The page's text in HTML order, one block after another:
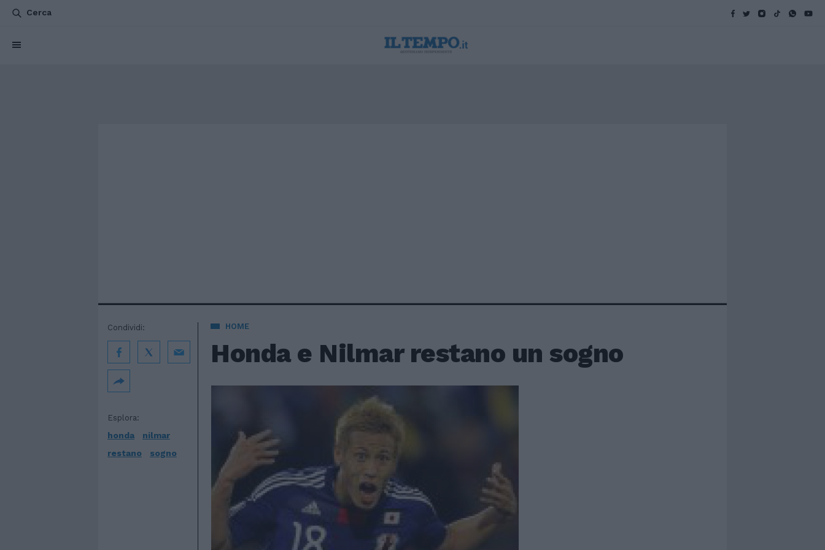
Cerca
HOME
Honda e Nilmar restano un sogno
Esplora:
honda
nilmar
restano
sogno
Condividi: